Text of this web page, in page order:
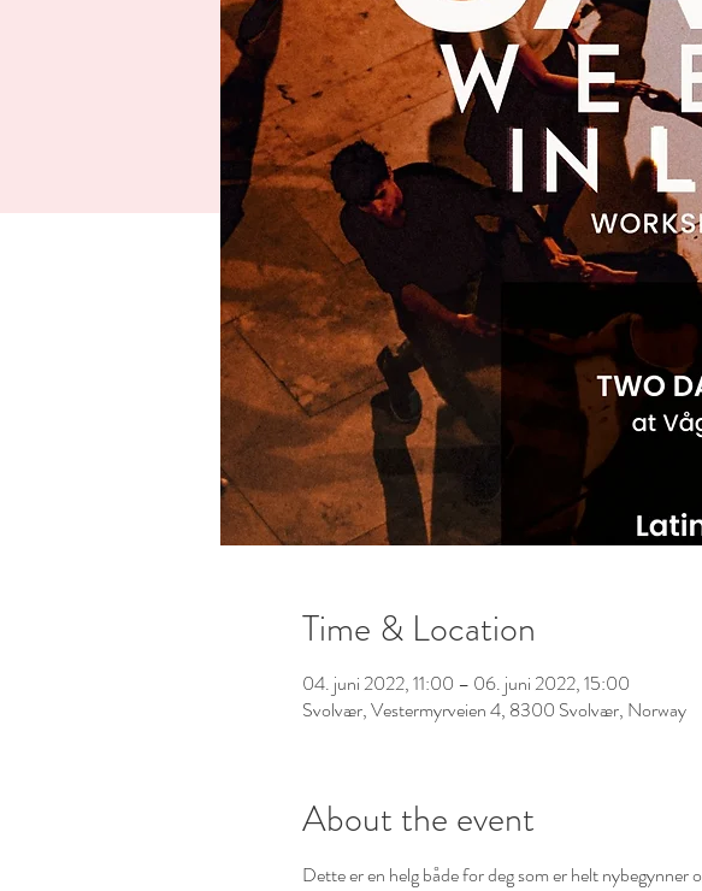
Time & Location
04. juni 2022, 11:00 – 06. juni 2022, 15:00
Svolvær, Vestermyrveien 4, 8300 Svolvær, Norway
About the event
Dette er en helg både for deg som er helt